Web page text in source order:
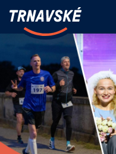
Skočiť na obsah
Trnavské
-
Vieme,
čo
sa
deje
kraji